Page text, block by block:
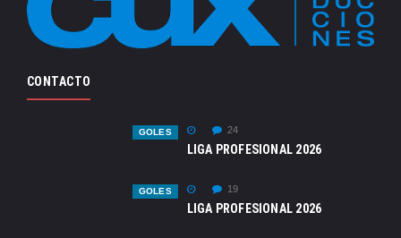
CONTACTO
GOLES 24
LIGA PROFESIONAL 2026
GOLES 19
LIGA PROFESIONAL 2026